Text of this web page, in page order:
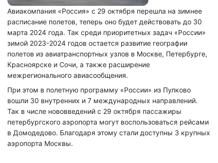
Авиакомпания «Россия» с 29 октября перешла на зимнее
расписание полетов, теперь оно будет действовать до 30
марта 2024 года. Так среди приоритетных задач «России»
зимой 2023-2024 годов остается развитие географии
полетов из авиатранспортных узлов в Москве, Петербурге,
Красноярске и Сочи, а также расширение
межрегионального авиасообщения.
При этом в полетную программу «России» из Пулково
вошли 30 внутренних и 7 международных направлений.
Так в числе нововведений с 29 октября пассажиры
петербургского аэропорта могут воспользоваться рейсами
в Домодедово. Благодаря этому стали доступны 3 крупных
аэропорта Москвы.